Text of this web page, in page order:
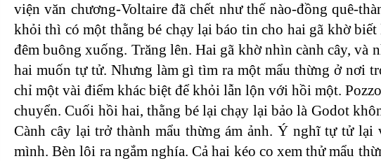
viện văn chương-Voltaire đã chết như thế nào-đồng quê-
khỏi thì có một thằng bé chạy lại báo tin cho hai gã khờ
đêm buông xuống. Trăng lên. Hai gã khờ nhìn cành cây,
hai muốn tự tử. Nhưng làm gì tìm ra một mẩu thừng ở nơi
chỉ một vài điểm khác biệt để khỏi lẫn lộn với hồi một.
chuyển. Cuối hồi hai, thằng bé lại chạy lại bảo là Godot
Cành cây lại trở thành mẩu thừng ám ảnh. Ý nghĩ tự tử
mình. Bèn lôi ra ngắm nghía. Cả hai kéo co xem thử mẩu